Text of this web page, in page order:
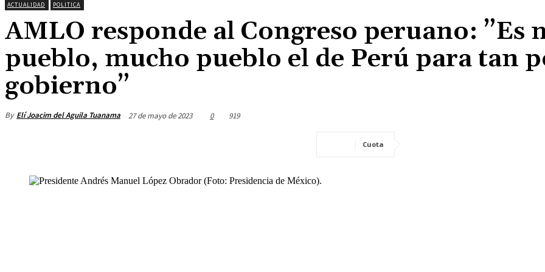
ACTUALIDAD POLITICA
AMLO responde al Congreso peruano: ”Es
pueblo, mucho pueblo el de Perú para tan
gobierno”
By Elí Joacim del Aguila Tuanama 27 de mayo de 2023 0 919
Cuota